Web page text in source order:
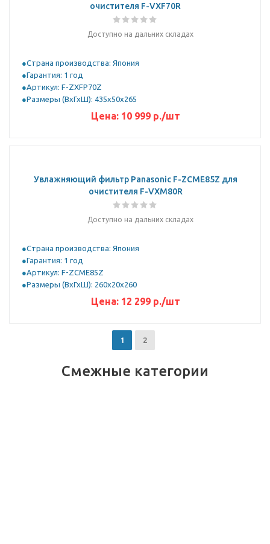
очистителя F-VXF70R
Доступно на дальних складах
Страна производства: Япония
Гарантия: 1 год
Артикул: F-ZXFP70Z
Размеры (ВхГхШ): 435х50х265
Цена: 10 999р./шт
Увлажняющий фильтр Panasonic F-ZCME85Z для
очистителя F-VXM80R
Доступно на дальних складах
Страна производства: Япония
Гарантия: 1 год
Артикул: F-ZCME85Z
Размеры (ВхГхШ): 260х20х260
Цена: 12 299р./шт
1 2
Смежные категории